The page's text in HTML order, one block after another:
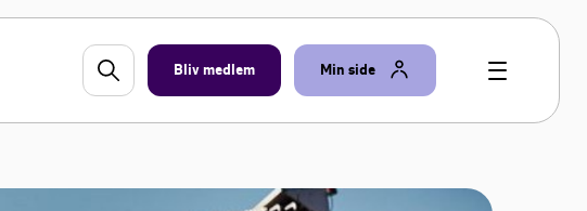
Bliv medlem Min side